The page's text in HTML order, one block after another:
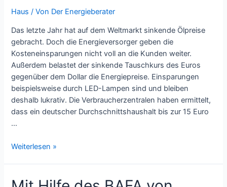
sie
wirklich?
Haus / Von Der Energieberater
Das letzte Jahr hat auf dem Weltmarkt sinkende Ölpreise
gebracht. Doch die Energieversorger geben die
Kosteneinsparungen nicht voll an die Kunden weiter.
Außerdem belastet der sinkende Tauschkurs des Euros
gegenüber dem Dollar die Energiepreise. Einsparungen
beispielsweise durch LED-Lampen sind und bleiben
deshalb lukrativ. Die Verbraucherzentralen haben ermittelt,
dass ein deutscher Durchschnittshaushalt bis zur 15 Euro
…
LED-
Zuhause:
Weiterlesen »